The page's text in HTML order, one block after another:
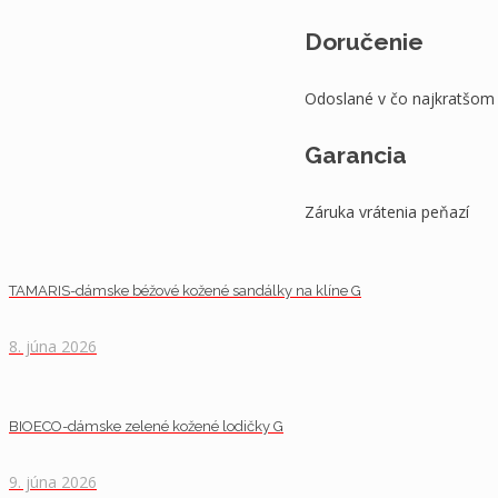
Doručenie
Odoslané v čo najkratšom
Garancia
Záruka vrátenia peňazí
TAMARIS-dámske béžové kožené sandálky na klíne G
8. júna 2026
BIOECO-dámske zelené kožené lodičky G
9. júna 2026